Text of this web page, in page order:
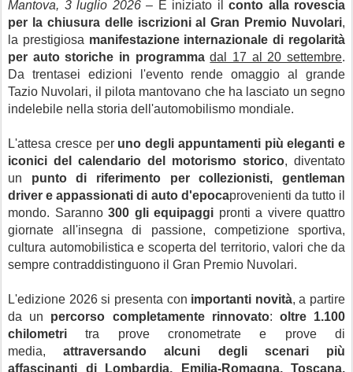
Mantova, 3 luglio 2026– È iniziato il conto alla rovescia
per la chiusura delle iscrizioni al Gran Premio Nuvolari,
la prestigiosa manifestazione internazionale di regolarità
per auto storiche in programmadal 17 al 20 settembre.
Da trentasei edizioni l'evento rende omaggio al grande
Tazio Nuvolari, il pilota mantovano che ha lasciato un segno
indelebile nella storia dell'automobilismo mondiale.
L'attesa cresce per uno degli appuntamenti più eleganti e
iconici del calendario del motorismo storico, diventato
un punto di riferimento per collezionisti, gentleman
driver e appassionati di auto d'epocaprovenienti da tutto il
mondo. Saranno 300 gli equipaggi pronti a vivere quattro
giornate all'insegna di passione, competizione sportiva,
cultura automobilistica e scoperta del territorio, valori che da
sempre contraddistinguono il Gran Premio Nuvolari.
L'edizione 2026 si presenta con importanti novità, a partire
da un percorso completamente rinnovato: oltre 1.100
chilometri tra prove cronometrate e prove di
media,attraversando alcuni degli scenari più
affascinanti di Lombardia, Emilia-Romagna, Toscana,